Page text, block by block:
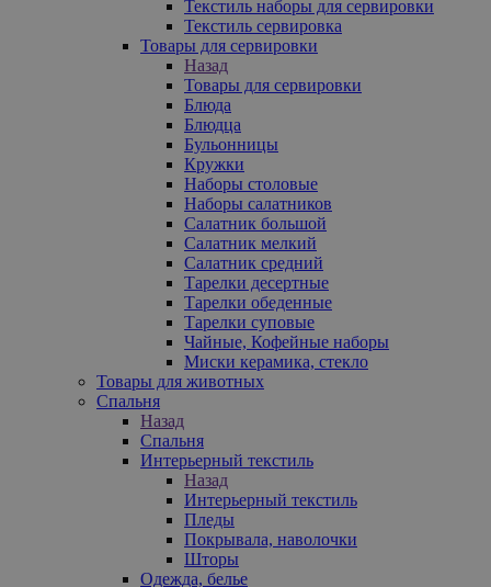
Текстиль наборы для сервировки
Текстиль сервировка
Товары для сервировки
Назад
Товары для сервировки
Блюда
Блюдца
Бульонницы
Кружки
Наборы столовые
Наборы салатников
Салатник большой
Салатник мелкий
Салатник средний
Тарелки десертные
Тарелки обеденные
Тарелки суповые
Чайные, Кофейные наборы
Миски керамика, стекло
Товары для животных
Спальня
Назад
Спальня
Интерьерный текстиль
Назад
Интерьерный текстиль
Пледы
Покрывала, наволочки
Шторы
Одежда, белье